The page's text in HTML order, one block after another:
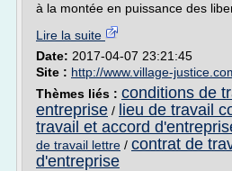
à la montée en puissance des
Lire la suite
Date: 2017-04-07 23:21:45
Site : http://www.village-
Thèmes liés : conditions de
entreprise / lieu de travail
travail et accord
de travail lettre / contrat de
d'entreprise